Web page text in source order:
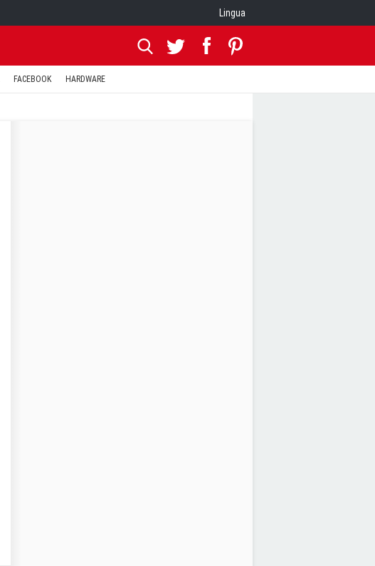
Lingua
FACEBOOK HARDWARE